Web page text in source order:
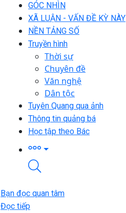
GÓC NHÌN
XÃ LUẬN - VẤN ĐỀ KỲ NÀY
NỀN TẢNG SỐ
Truyền hình
Thời sự
Chuyên đề
Văn nghệ
Dân tộc
Tuyên Quang qua ảnh
Thông tin quảng bá
Học tập theo Bác
Bạn đọc quan tâm
Đọc tiếp